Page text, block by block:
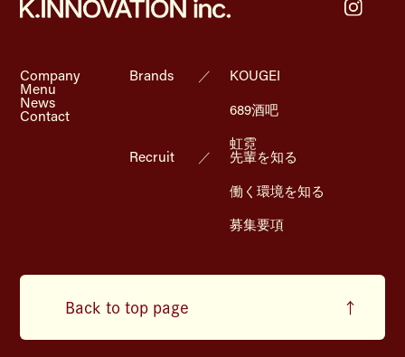
Brands ／
KOUGEI
689酒吧
虹霓
Recruit ／
先輩を知る
働く環境を知る
募集要項
Company
Menu
News
Contact
Back to top page